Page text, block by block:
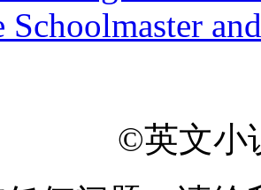
Schoolmaster
©英文小